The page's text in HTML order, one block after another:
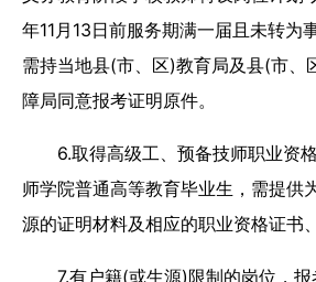
年11月13日前服务期满一届且未转为
需持当地县(市、区)教育局及县(市、
障局同意报考证明原件。
6.取得高级工、预备技师职业资
师学院普通高等教育毕业生，需提供
源的证明材料及相应的职业资格证书
7.有户籍(或生源)限制的岗位，